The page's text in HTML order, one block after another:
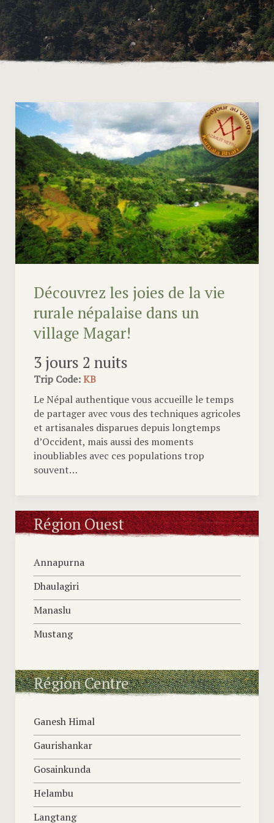
Découvrez les joies de la vie
rurale népalaise dans un
village Magar!
3 jours 2 nuits
Trip Code:KB
Le Népal authentique vous accueille le temps
de partager avec vous des techniques agricoles
et artisanales disparues depuis longtemps
d’Occident, mais aussi des moments
inoubliables avec ces populations trop
souvent…
Région Ouest
Annapurna
Dhaulagiri
Manaslu
Mustang
Région Centre
Ganesh Himal
Gaurishankar
Gosainkunda
Helambu
Langtang